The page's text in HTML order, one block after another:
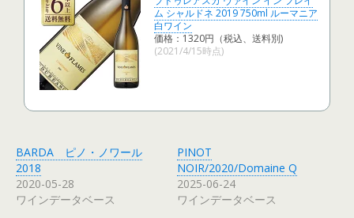
ム シャルドネ 2019 750ml ルーマニア
白ワイン
価格：1320円（税込、送料別)
(2021/4/15時点)
BARDA ピノ・ノワール
2018
2020-05-28
ワインデータベース
PINOT
NOIR/2020/Domaine Q
2025-06-24
ワインデータベース